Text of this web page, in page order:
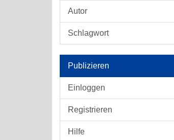
Autor
Schlagwort
Publizieren
Einloggen
Registrieren
Hilfe